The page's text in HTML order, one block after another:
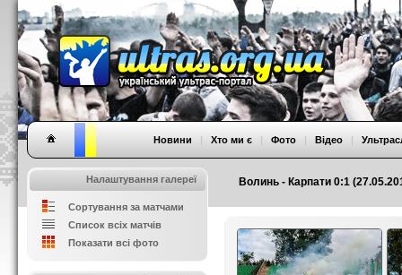
Волинь - Карпати 0:1
Новини | Хто ми є | Фото | Відео |
Налаштування галереї
Сортування за матчами
Список всіх матчів
Показати всі фото